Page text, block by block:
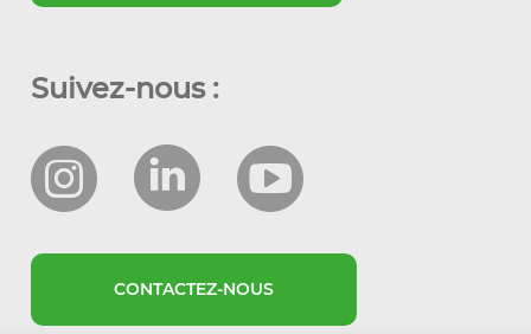
Suivez-nous :
CONTACTEZ-NOUS